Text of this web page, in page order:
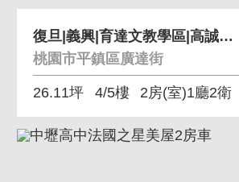
復旦|義興|育達文教學區|高誠W|精美二房
桃園市平鎮區廣達街
26.11坪 4/5樓 2房(室)1廳2衛